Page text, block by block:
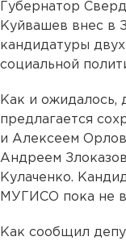
Губернатор
Куйвашев внес в
кандидатуры
социальной
Как и ожидалось,
предлагается
и Алексеем
Андреем
Кулаченко.
МУГИСО пока не
Как сообщил